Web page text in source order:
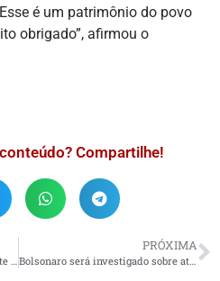
é um patrimônio do povo
obrigado”, afirmou o
Compartilhe!
Ciência pode ser usada no combate à fome
PRÓXIMA
Bolsonaro será investigado sobre atos terroristas em Brasília